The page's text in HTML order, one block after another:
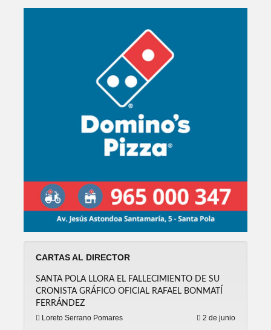
CARTAS AL DIRECTOR
SANTA POLA LLORA EL FALLECIMIENTO DE SU
CRONISTA GRÁFICO OFICIAL RAFAEL BONMATÍ
FERRÁNDEZ
Loreto Serrano Pomares 2 de junio